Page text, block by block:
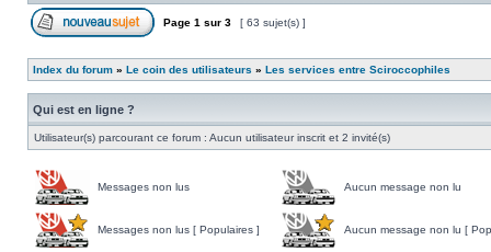
Page 1 sur 3 [ 63 sujet(s) ]
Index du forum » Le coin des utilisateurs » Les services entre Sciroccophiles
Qui est en ligne ?
Utilisateur(s) parcourant ce forum : Aucun utilisateur inscrit et 2 invité(s)
Messages non lus Aucun message non lu
Messages non lus [ Populaires ] Aucun message non lu [